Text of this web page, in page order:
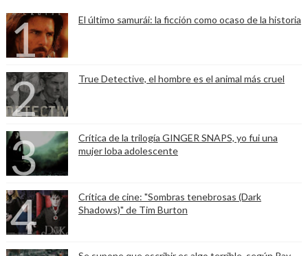
El último samurái: la ficción como ocaso de la historia
True Detective, el hombre es el animal más cruel
Crítica de la trilogía GINGER SNAPS, yo fui una
mujer loba adolescente
Crítica de cine: "Sombras tenebrosas (Dark
Shadows)" de Tim Burton